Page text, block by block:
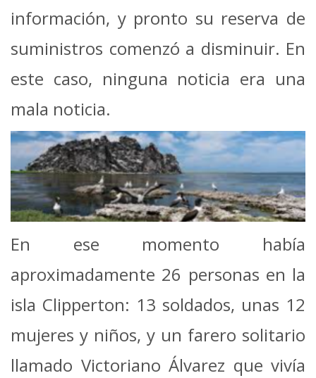
información, y pronto su reserva de
suministros comenzó a disminuir. En
este caso, ninguna noticia era una
mala noticia.
En ese momento había
aproximadamente 26 personas en la
isla Clipperton: 13 soldados, unas 12
mujeres y niños, y un farero solitario
llamado Victoriano Álvarez que vivía